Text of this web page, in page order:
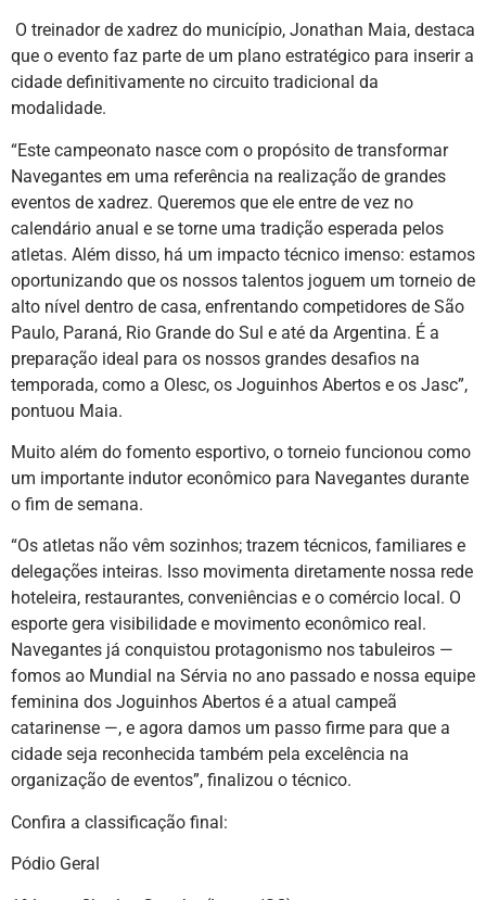
O treinador de xadrez do município, Jonathan Maia, destaca
que o evento faz parte de um plano estratégico para inserir a
cidade definitivamente no circuito tradicional da
modalidade.
“Este campeonato nasce com o propósito de transformar
Navegantes em uma referência na realização de grandes
eventos de xadrez. Queremos que ele entre de vez no
calendário anual e se torne uma tradição esperada pelos
atletas. Além disso, há um impacto técnico imenso: estamos
oportunizando que os nossos talentos joguem um torneio de
alto nível dentro de casa, enfrentando competidores de São
Paulo, Paraná, Rio Grande do Sul e até da Argentina. É a
preparação ideal para os nossos grandes desafios na
temporada, como a Olesc, os Joguinhos Abertos e os Jasc”,
pontuou Maia.
Muito além do fomento esportivo, o torneio funcionou como
um importante indutor econômico para Navegantes durante
o fim de semana.
“Os atletas não vêm sozinhos; trazem técnicos, familiares e
delegações inteiras. Isso movimenta diretamente nossa rede
hoteleira, restaurantes, conveniências e o comércio local. O
esporte gera visibilidade e movimento econômico real.
Navegantes já conquistou protagonismo nos tabuleiros —
fomos ao Mundial na Sérvia no ano passado e nossa equipe
feminina dos Joguinhos Abertos é a atual campeã
catarinense —, e agora damos um passo firme para que a
cidade seja reconhecida também pela excelência na
organização de eventos”, finalizou o técnico.
Confira a classificação final:
Pódio Geral